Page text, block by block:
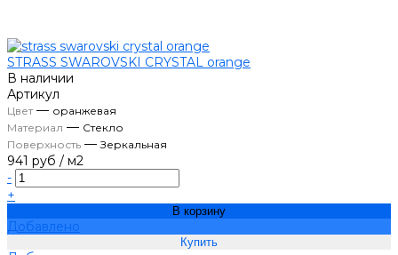
STRASS SWAROVSKI CRYSTAL orange
В наличии
Артикул
Цвет— оранжевая
Материал — Стекло
Поверхность —Зеркальная
941 руб / м2
-
+
В корзину
Добавлено